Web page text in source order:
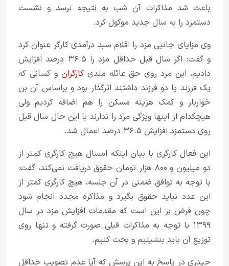
باعث شد مذاکرات آن شب به نتیجه نرسد و نشست
دستمزد را به سال جدید موکول کرد.
وی مزایای جانبی مزد را اقلام سبد درآمدی کارگر عنوان کرد
و گفت: اگر سال قبل حداقل مزد را ۳۶.۵ درصد افزایش
دادیم، این مزد روی حق عائله مندیکارگران و کسانی که
یک فرزند یا دو فرزند داشتند اثرگذار بود و براساس آن بن
خواربار و کمک هزینه مسکن را هم اضافه کردیم ولی
هیچکدام از اینها ویژگی مزد را ندارند با این حال سال قبل
روی دستمزد افزایش ۳۶.۵ درصد اعمال شد.
این فعال کارگری با بیان اینکه امسال هیچ کارگری کمتر از
دو میلیون و ۸۰۰ هزار تومان حقوق دریافت نمی‌کند، گفت:
با توجه به توافق ضمنی در آن جلسه، هیچ کارگری کمتر از
این عدد نباید حقوق بگیرد و مذاکره مجدد انجام شود
چون فرض بر این است که مقدمات افزایش مزد در سال
۱۳۹۹ با توجه به مذاکرات قبلی صورت گرفته و تنها روی
توزیع آن باید بنشینیم و بحث کنیم.
حیدری در پاسخ به این پرسش که آیا عدم تصویب حداقل